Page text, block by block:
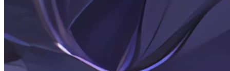
这段代码是一个用于 Windows 系统设置文件默认打开程序的
Python 工具。它通过命令行和注册表两种方式修改关联，适
用于 Windows 7/10/11。